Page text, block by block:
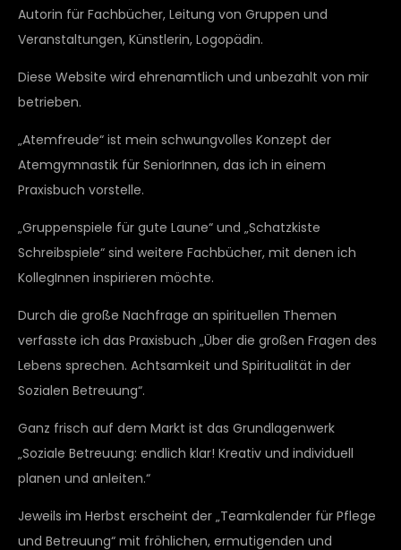
Autorin für Fachbücher, Leitung von Gruppen und
Veranstaltungen, Künstlerin, Logopädin.
Diese Website wird ehrenamtlich und unbezahlt von mir
betrieben.
„Atemfreude“ ist mein schwungvolles Konzept der
Atemgymnastik für SeniorInnen, das ich in einem
Praxisbuch vorstelle.
„Gruppenspiele für gute Laune“ und „Schatzkiste
Schreibspiele“ sind weitere Fachbücher, mit denen ich
KollegInnen inspirieren möchte.
Durch die große Nachfrage an spirituellen Themen
verfasste ich das Praxisbuch „Über die großen Fragen des
Lebens sprechen. Achtsamkeit und Spiritualität in der
Sozialen Betreuung“.
Ganz frisch auf dem Markt ist das Grundlagenwerk
„Soziale Betreuung: endlich klar! Kreativ und individuell
planen und anleiten.“
Jeweils im Herbst erscheint der „Teamkalender für Pflege
und Betreuung“ mit fröhlichen, ermutigenden und